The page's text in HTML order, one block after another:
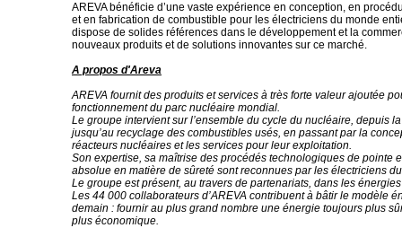
AREVA bénéficie d’une vaste expérience en conception, en
et en fabrication de combustible pour les électriciens du monde
dispose de solides références dans le développement et la
nouveaux produits et de solutions innovantes sur ce marché.
A propos d'Areva
AREVA fournit des produits et services à très forte valeur ajoutée
fonctionnement du parc nucléaire mondial.
Le groupe intervient sur l’ensemble du cycle du nucléaire, depuis
jusqu’au recyclage des combustibles usés, en passant par la
réacteurs nucléaires et les services pour leur exploitation.
Son expertise, sa maîtrise des procédés technologiques de pointe
absolue en matière de sûreté sont reconnues par les électriciens
Le groupe est présent, au travers de partenariats, dans les
Les 44 000 collaborateurs d’AREVA contribuent à bâtir le modèle
demain : fournir au plus grand nombre une énergie toujours plus
plus économique.